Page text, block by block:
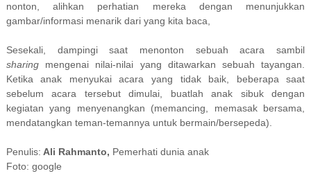
nonton, alihkan perhatian mereka dengan menunjukkan
gambar/informasi menarik dari yang kita baca,
Sesekali, dampingi saat menonton sebuah acara sambil
sharing mengenai nilai-nilai yang ditawarkan sebuah tayangan.
Ketika anak menyukai acara yang tidak baik, beberapa saat
sebelum acara tersebut dimulai, buatlah anak sibuk dengan
kegiatan yang menyenangkan (memancing, memasak bersama,
mendatangkan teman-temannya untuk bermain/bersepeda).
Penulis: Ali Rahmanto, Pemerhati dunia anak
Foto: google